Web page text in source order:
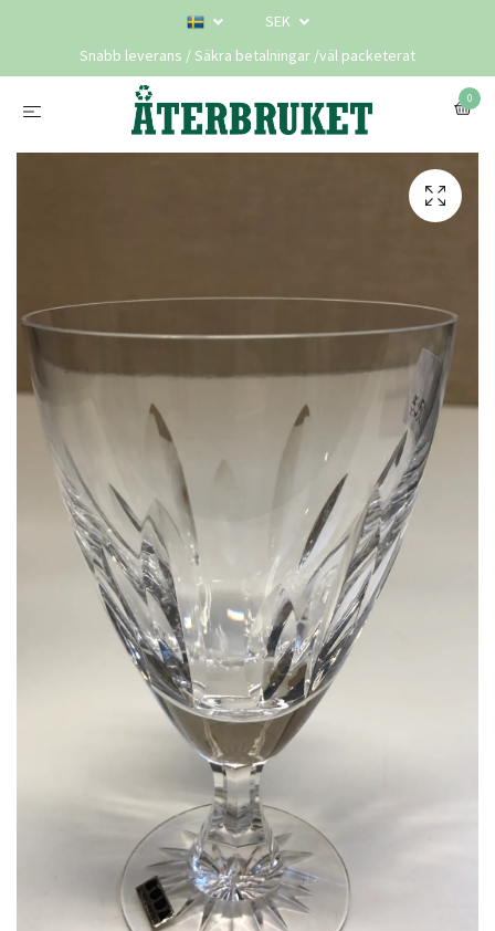
SEK
Snabb leverans / Säkra betalningar /väl packeterat
0